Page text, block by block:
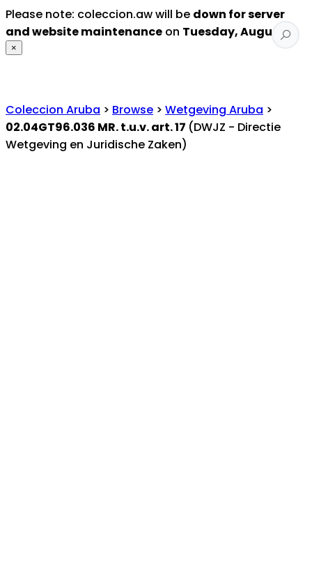
Please note: coleccion.aw will be down for server
and website maintenance on Tuesday, August 4
×
Coleccion Aruba > Browse > Wetgeving Aruba >
02.04GT96.036 MR. t.u.v. art. 17 (DWJZ - Directie
Wetgeving en Juridische Zaken)